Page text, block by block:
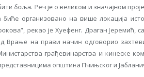
боља. Реч је о великом и значајном
организовано на више локација
рекао је Xуефенг. Драган Јеремић,
Врање на прави начин одговорио
грађевинарства и кинеске
општина Пчињског и